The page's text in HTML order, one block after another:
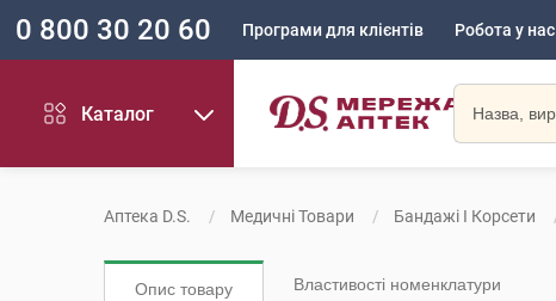
0 800 30 20 60 Програми для клієнтів Робота у нас
Каталог
Аптека D.S. Медичні Товари Бандажі І Корсети
Опис товару Властивості номенклатури